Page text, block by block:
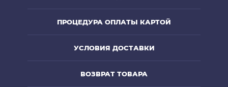
ПРОЦЕДУРА ОПЛАТЫ КАРТОЙ
УСЛОВИЯ ДОСТАВКИ
ВОЗВРАТ ТОВАРА